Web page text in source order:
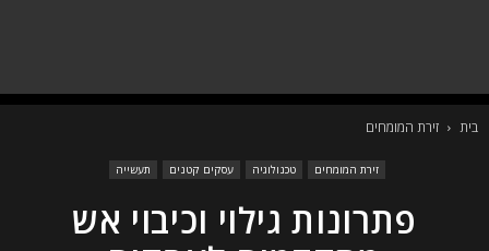
בית זירת המומחים
זירת המומחים טכנולוגיה עסקים קטנים תעשייה
פתרונות גילוי וכיבוי אש